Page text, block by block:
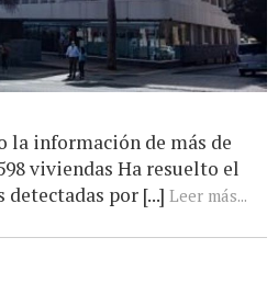
la información de más de
viviendas Ha resuelto el
detectadas por [...] Leer más...